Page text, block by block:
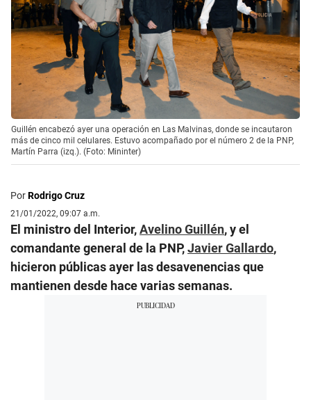
Guillén encabezó ayer una operación en Las Malvinas, donde se incautaron
más de cinco mil celulares. Estuvo acompañado por el número 2 de la PNP,
Martín Parra (izq.). (Foto: Mininter)
PorRodrigo Cruz
21/01/2022, 09:07 a.m.
El ministro del Interior,Avelino Guillén, y el
comandante general de la PNP,Javier Gallardo,
hicieron públicas ayer las desavenencias que
mantienen desde hace varias semanas.